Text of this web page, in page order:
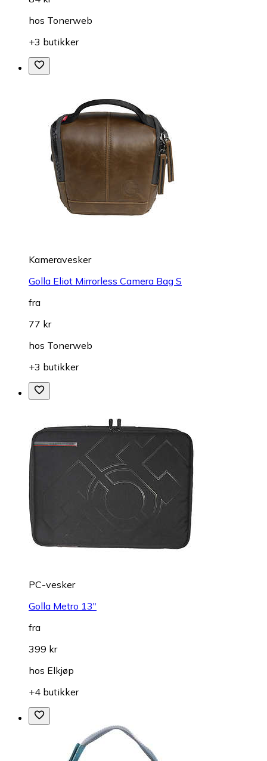
hos Tonerweb
+3 butikker
Kameravesker
Golla Eliot Mirrorless Camera Bag S
fra
77 kr
hos Tonerweb
+3 butikker
PC-vesker
Golla Metro 13"
fra
399 kr
hos Elkjøp
+4 butikker